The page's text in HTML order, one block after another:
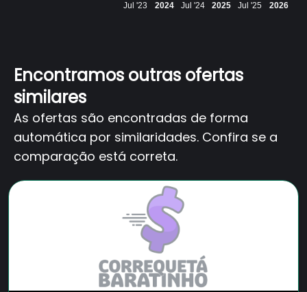
Jul '23 2024 Jul '24 2025 Jul '25 2026
Encontramos outras ofertas
similares
As ofertas são encontradas de forma
automática por similaridades. Confira se a
comparação está correta.